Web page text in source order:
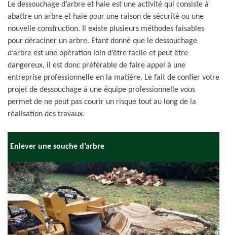
Le dessouchage d’arbre et haie est une activité qui consiste à
abattre un arbre et haie pour une raison de sécurité ou une
nouvelle construction. Il existe plusieurs méthodes faisables
pour déraciner un arbre. Etant donné que le dessouchage
d’arbre est une opération loin d’être facile et peut être
dangereux, il est donc préférable de faire appel à une
entreprise professionnelle en la matière. Le fait de confier votre
projet de dessouchage à une équipe professionnelle vous
permet de ne peut pas courir un risque tout au long de la
réalisation des travaux.
Enlever une souche d’arbre